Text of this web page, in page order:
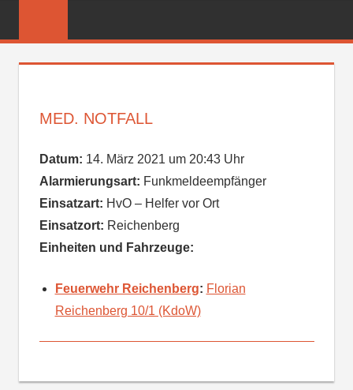
FEUERWEHR
MED. NOTFALL
Datum: 14. März 2021 um 20:43 Uhr
Alarmierungsart: Funkmeldeempfänger
Einsatzart: HvO – Helfer vor Ort
Einsatzort: Reichenberg
Einheiten und Fahrzeuge:
Feuerwehr Reichenberg: Florian
Reichenberg 10/1 (KdoW)